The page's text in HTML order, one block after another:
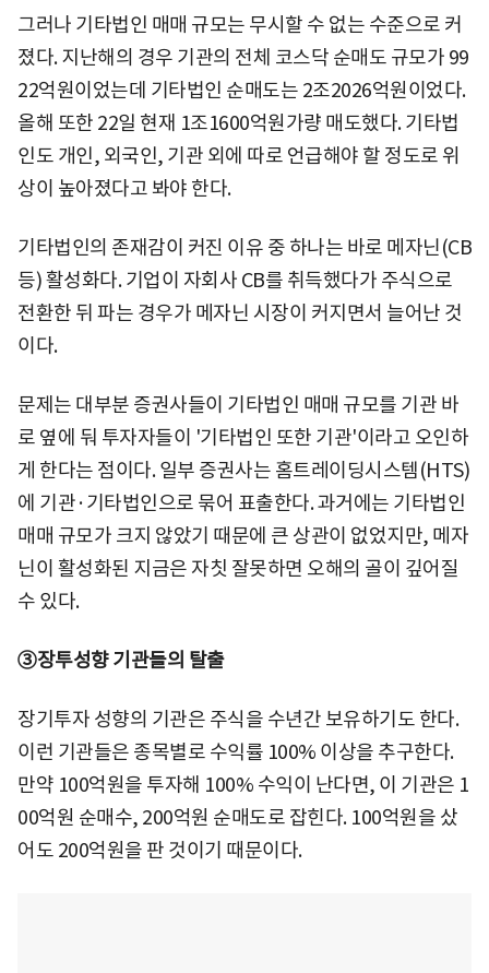
그러나 기타법인 매매 규모는 무시할 수 없는 수준으로 커
졌다. 지난해의 경우 기관의 전체 코스닥 순매도 규모가 99
22억원이었는데 기타법인 순매도는 2조2026억원이었다.
올해 또한 22일 현재 1조1600억원가량 매도했다. 기타법
인도 개인, 외국인, 기관 외에 따로 언급해야 할 정도로 위
상이 높아졌다고 봐야 한다.
기타법인의 존재감이 커진 이유 중 하나는 바로 메자닌(CB
등) 활성화다. 기업이 자회사 CB를 취득했다가 주식으로
전환한 뒤 파는 경우가 메자닌 시장이 커지면서 늘어난 것
이다.
문제는 대부분 증권사들이 기타법인 매매 규모를 기관 바
로 옆에 둬 투자자들이 '기타법인 또한 기관'이라고 오인하
게 한다는 점이다. 일부 증권사는 홈트레이딩시스템(HTS)
에 기관·기타법인으로 묶어 표출한다. 과거에는 기타법인
매매 규모가 크지 않았기 때문에 큰 상관이 없었지만, 메자
닌이 활성화된 지금은 자칫 잘못하면 오해의 골이 깊어질
수 있다.
③장투성향 기관들의 탈출
장기투자 성향의 기관은 주식을 수년간 보유하기도 한다.
이런 기관들은 종목별로 수익률 100% 이상을 추구한다.
만약 100억원을 투자해 100% 수익이 난다면, 이 기관은 1
00억원 순매수, 200억원 순매도로 잡힌다. 100억원을 샀
어도 200억원을 판 것이기 때문이다.